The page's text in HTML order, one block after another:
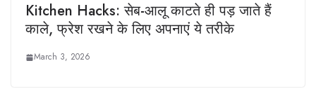
Kitchen Hacks: सेब-आलू काटते ही पड़ जाते हैं
काले, फ्रेश रखने के लिए अपनाएं ये तरीके
March 3, 2026